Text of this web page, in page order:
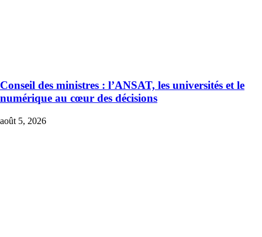
Conseil des ministres : l’ANSAT, les universités et le
numérique au cœur des décisions
août 5, 2026